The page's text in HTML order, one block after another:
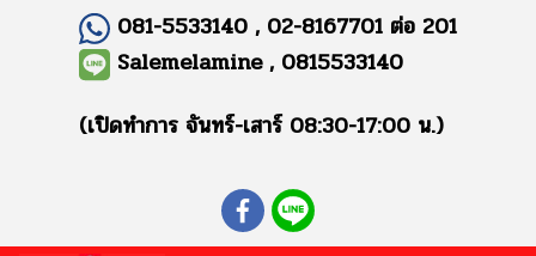
081-5533140 , 02-8167701 ต่อ 201
Salemelamine , 0815533140
(เปิดทำการ จันทร์-เสาร์ 08:30-17:00 น.)